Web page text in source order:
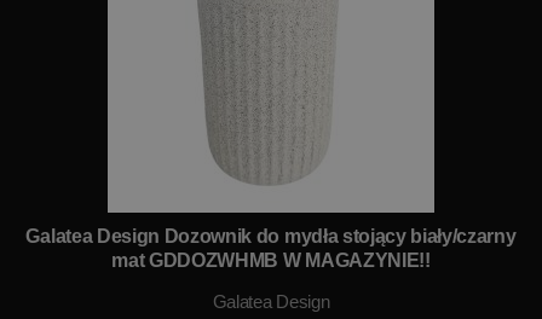
Galatea Design Dozownik do mydła stojący biały/czarny
mat GDDOZWHMB W MAGAZYNIE!!
Galatea Design